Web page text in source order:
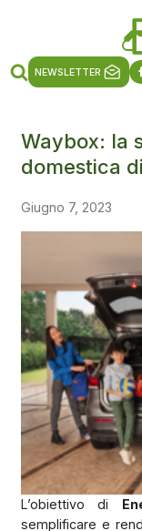
NEWSLETTER
Waybox: la
domestica
Giugno 7, 2023
L’obiettivo di
semplificare e